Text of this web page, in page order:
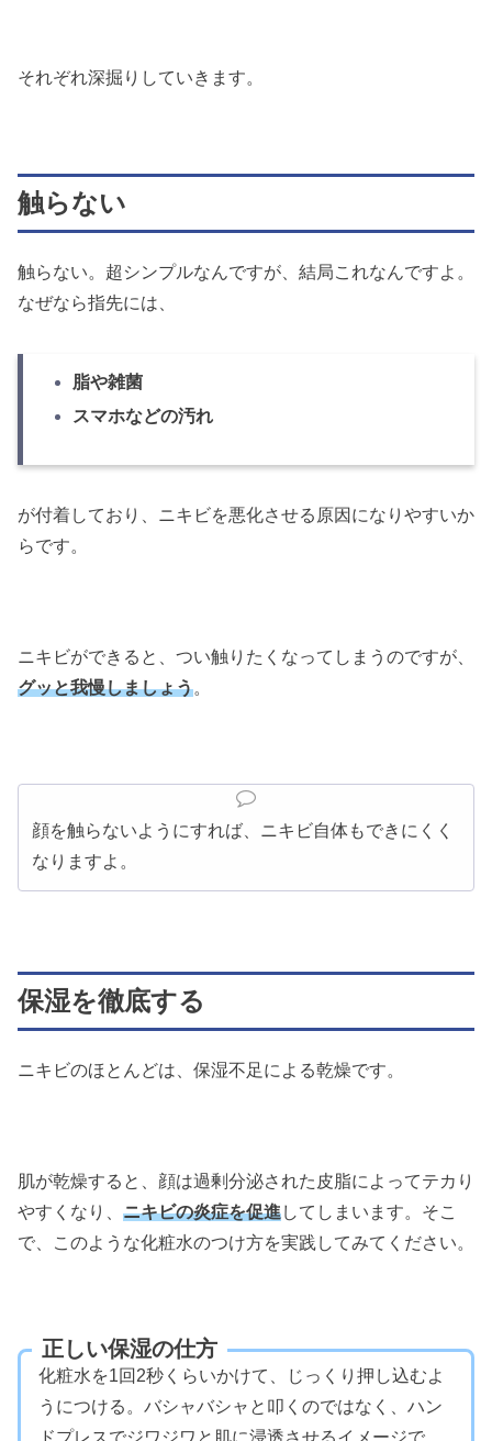
それぞれ深掘りしていきます。
触らない
触らない。超シンプルなんですが、結局これなんですよ。
なぜなら指先には、
脂や雑菌
スマホなどの汚れ
が付着しており、ニキビを悪化させる原因になりやすいか
らです。
ニキビができると、つい触りたくなってしまうのですが、
グッと我慢しましょう。
顔を触らないようにすれば、ニキビ自体もできにくく
なりますよ。
保湿を徹底する
ニキビのほとんどは、保湿不足による乾燥です。
肌が乾燥すると、顔は過剰分泌された皮脂によってテカり
やすくなり、 ニキビの炎症を促進してしまいます。 そこ
で、このような化粧水のつけ方を実践してみてください。
正しい保湿の仕方
化粧水を1回2秒くらいかけて、じっくり押し込むよ
うにつける。 バシャバシャと叩くのではなく、ハン